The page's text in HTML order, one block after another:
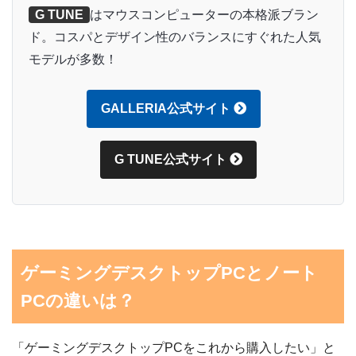
G TUNE はマウスコンピューターの本格派ブラン
ド。コスパとデザイン性のバランスにすぐれた人気
モデルが多数！
GALLERIA公式サイト
G TUNE公式サイト
ゲーミングデスクトップPCとノート
PCの違いは？
「ゲーミングデスクトップPCをこれから購入したい」と